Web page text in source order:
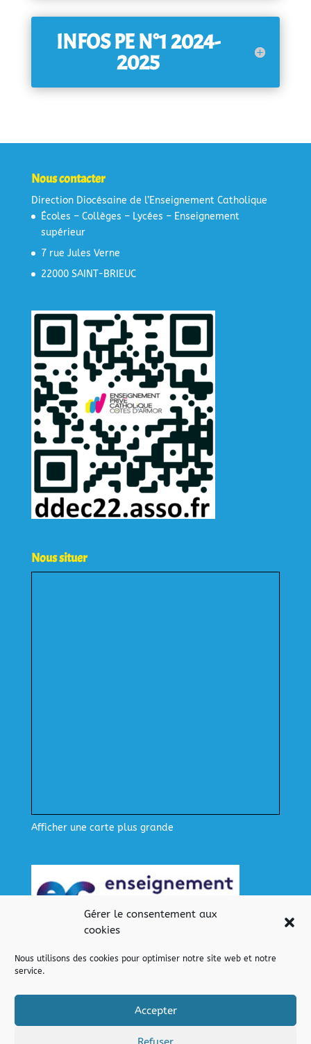
Gérer le consentement aux
cookies
Nous utilisons des cookies pour optimiser notre site web et notre
service.
Accepter
INFOS PE N°1 2024-
2025
Nous contacter
Direction Diocésaine de l’Enseignement Catholique
Écoles – Collèges – Lycées – Enseignement
supérieur
7 rue Jules Verne
22000 SAINT-BRIEUC
Nous situer
Afficher une carte plus grande
Nos liens
Lien pour se connecter